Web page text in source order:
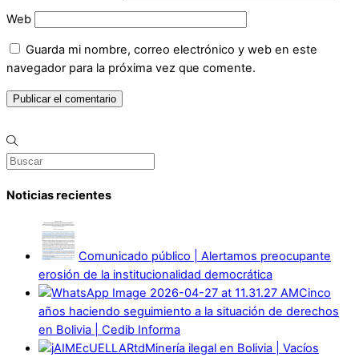
Web
Guarda mi nombre, correo electrónico y web en este
navegador para la próxima vez que comente.
Noticias recientes
Comunicado público | Alertamos preocupante
erosión de la institucionalidad democrática
Cinco
años haciendo seguimiento a la situación de derechos
en Bolivia | Cedib Informa
Minería ilegal en Bolivia | Vacíos